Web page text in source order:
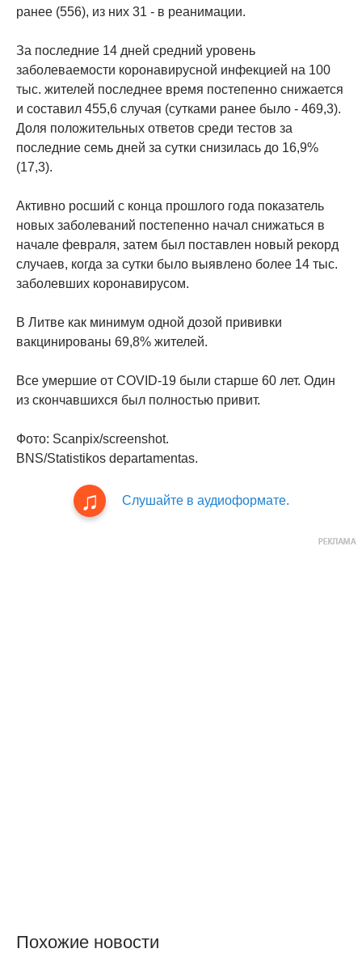
ранее (556), из них 31 - в реанимации.
За последние 14 дней средний уровень
заболеваемости коронавирусной инфекцией на 100
тыс. жителей последнее время постепенно снижается
и составил 455,6 случая (сутками ранее было - 469,3).
Доля положительных ответов среди тестов за
последние семь дней за сутки снизилась до 16,9%
(17,3).
Активно росший с конца прошлого года показатель
новых заболеваний постепенно начал снижаться в
начале февраля, затем был поставлен новый рекорд
случаев, когда за сутки было выявлено более 14 тыс.
заболевших коронавирусом.
В Литве как минимум одной дозой прививки
вакцинированы 69,8% жителей.
Все умершие от COVID-19 были старше 60 лет. Один
из скончавшихся был полностью привит.
Фото: Scanpix/screenshot.
BNS/Statistikos departamentas.
Слушайте в аудиоформате.
Похожие новости